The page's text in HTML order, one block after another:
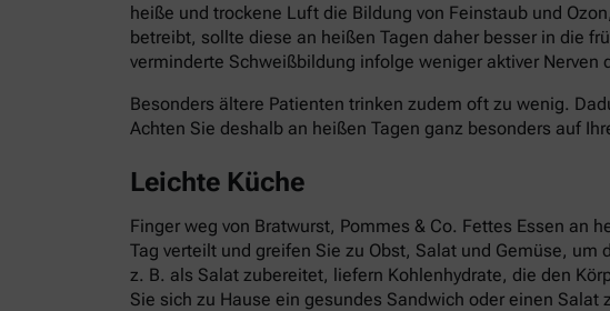
heiße und trockene Luft die Bildung von Feinstaub und
betreibt, sollte diese an heißen Tagen daher besser in die
verminderte Schweißbildung infolge weniger aktiver Nerven
Besonders ältere Patienten trinken zudem oft zu wenig.
Achten Sie deshalb an heißen Tagen ganz besonders auf
Leichte Küche
Finger weg von Bratwurst, Pommes & Co. Fettes Essen an
Tag verteilt und greifen Sie zu Obst, Salat und Gemüse,
z. B. als Salat zubereitet, liefern Kohlenhydrate, die den
Sie sich zu Hause ein gesundes Sandwich oder einen Salat